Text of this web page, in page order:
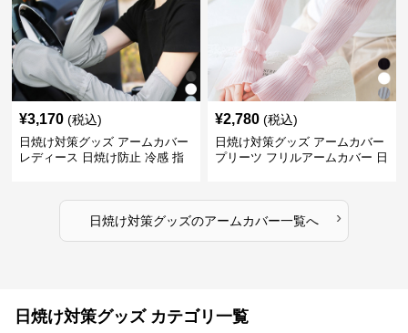
¥3,170 (税込)
日焼け対策グッズ アームカバー
レディース 日焼け防止 冷感 指
¥2,780 (税込)
日焼け対策グッズ アームカバー
プリーツ フリルアームカバー 日
日焼け対策グッズのアームカバー一覧へ ›
日焼け対策グッズ カテゴリ一覧